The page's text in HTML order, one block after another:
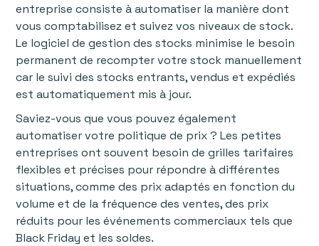
entreprise consiste à automatiser la manière dont
vous comptabilisez et suivez vos niveaux de stock.
Le logiciel de gestion des stocks minimise le besoin
permanent de recompter votre stock manuellement
car le suivi des stocks entrants, vendus et expédiés
est automatiquement mis à jour.
Saviez-vous que vous pouvez également
automatiser votre politique de prix ? Les petites
entreprises ont souvent besoin de grilles tarifaires
flexibles et précises pour répondre à différentes
situations, comme des prix adaptés en fonction du
volume et de la fréquence des ventes, des prix
réduits pour les événements commerciaux tels que
Black Friday et les soldes.